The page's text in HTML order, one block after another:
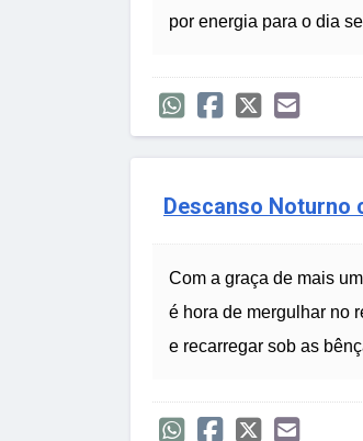
por energia para o dia
Descanso Noturno
Com a graça de mais
é hora de mergulhar no
e recarregar sob as